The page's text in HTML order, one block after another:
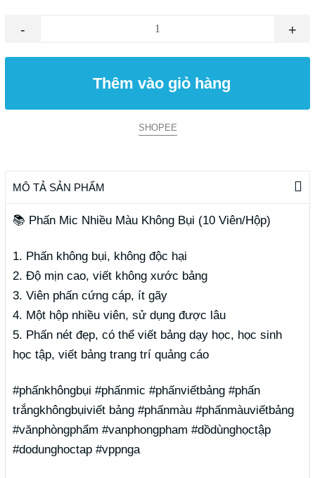
- +
Thêm vào giỏ hàng
SHOPEE
MÔ TẢ SẢN PHẨM
📚 Phấn Mic Nhiều Màu Không Bụi (10 Viên/Hộp)
1. Phấn không bụi, không độc hại
2. Độ mịn cao, viết không xước bảng
3. Viên phấn cứng cáp, ít gãy
4. Một hộp nhiều viên, sử dụng được lâu
5. Phấn nét đẹp, có thể viết bảng dạy học, học sinh
học tập, viết bảng trang trí quảng cáo
#phấnkhôngbụi #phấnmic #phấnviếtbảng #phấn
trắngkhôngbụiviết bảng #phấnmàu #phấnmàuviếtbảng
#vănphòngphẩm #vanphongpham #dồdùnghọctập
#dodunghoctap #vppnga